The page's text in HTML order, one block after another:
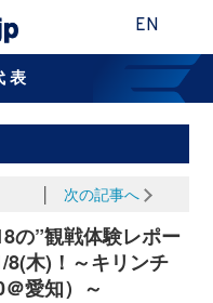
EN
表
次の記事へ
の”観戦体験レポー
8(木)！～キリンチ
愛知）～